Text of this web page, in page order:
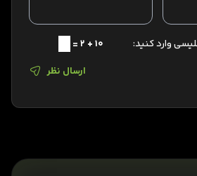
وارد کنید:
10 + 2 =
ارسال نظر